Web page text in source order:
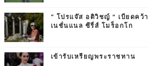
“ โปรแจ๊ส อติวิชญ์ ” เบียดคว้
เนชั่นแนล ซีรี่ส์ โมร็อกโก
เข้ารับเหรียญพระราชทาน